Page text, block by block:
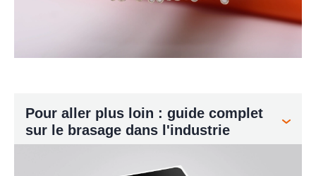
Pour aller plus loin : guide complet
sur le brasage dans l'industrie